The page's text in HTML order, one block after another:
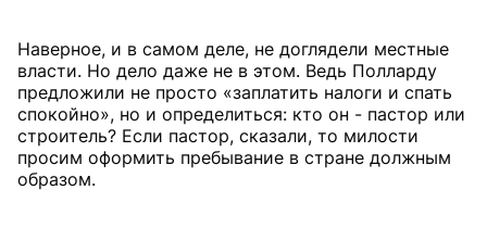
Наверное, и в самом деле, не доглядели местные
власти. Но дело даже не в этом. Ведь Полларду
предложили не просто «заплатить налоги и спать
спокойно», но и определиться: кто он - пастор или
строитель? Если пастор, сказали, то милости
просим оформить пребывание в стране должным
образом.